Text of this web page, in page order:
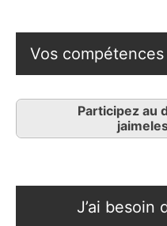
Vos
Participez au
J’ai besoin